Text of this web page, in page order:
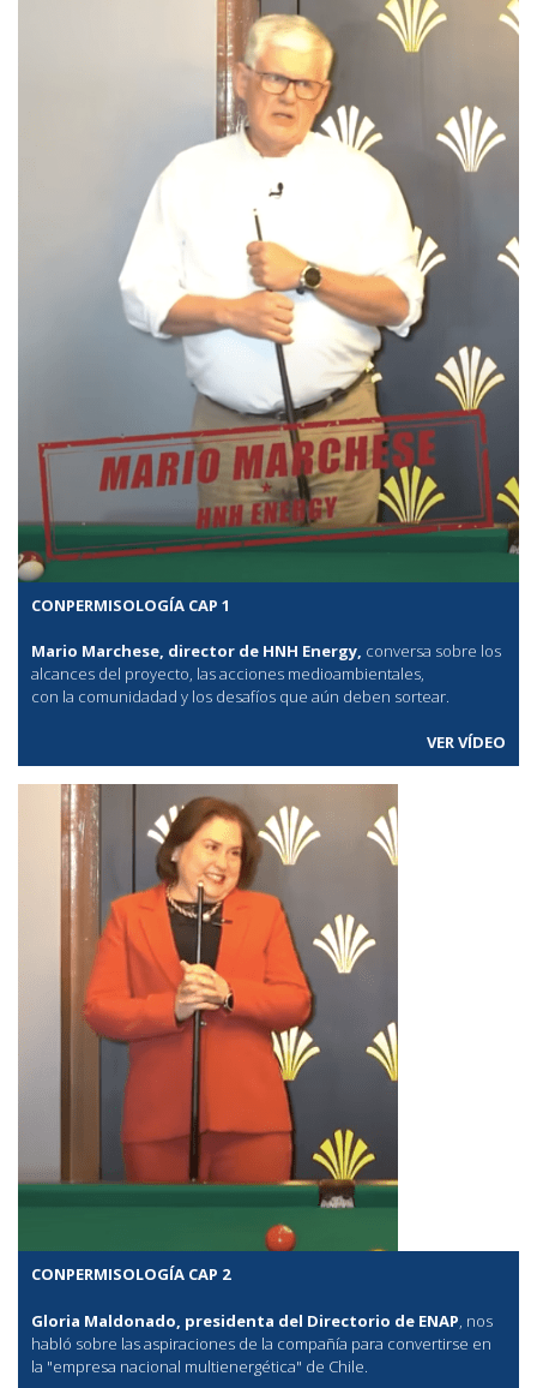
CONPERMISOLOGÍA CAP 1
Mario Marchese, director de HNH Energy, conversa sobre los
alcances del proyecto, las acciones medioambientales,
con la comunidadad y los desafíos que aún deben sortear.
VER VÍDEO
CONPERMISOLOGÍA CAP 2
Gloria Maldonado, presidenta del Directorio de ENAP, nos
habló sobre las aspiraciones de la compañía para convertirse en
la "empresa nacional multienergética" de Chile.